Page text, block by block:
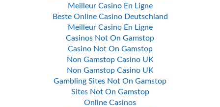
Meilleur Casino En Ligne
Beste Online Casino Deutschland
Meilleur Casino En Ligne
Casinos Not On Gamstop
Casino Not On Gamstop
Non Gamstop Casino UK
Non Gamstop Casino UK
Gambling Sites Not On Gamstop
Sites Not On Gamstop
Online Casinos